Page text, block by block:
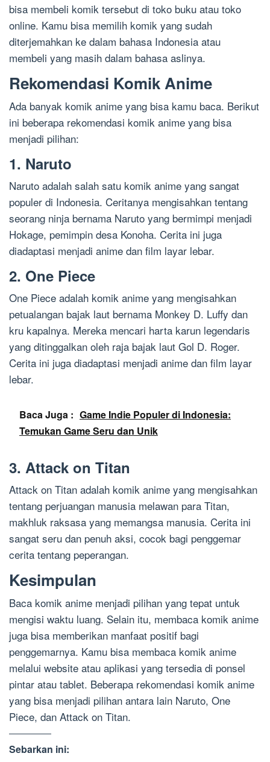
bisa membeli komik tersebut di toko buku atau toko
online. Kamu bisa memilih komik yang sudah
diterjemahkan ke dalam bahasa Indonesia atau
membeli yang masih dalam bahasa aslinya.
Rekomendasi Komik Anime
Ada banyak komik anime yang bisa kamu baca. Berikut
ini beberapa rekomendasi komik anime yang bisa
menjadi pilihan:
1. Naruto
Naruto adalah salah satu komik anime yang sangat
populer di Indonesia. Ceritanya mengisahkan tentang
seorang ninja bernama Naruto yang bermimpi menjadi
Hokage, pemimpin desa Konoha. Cerita ini juga
diadaptasi menjadi anime dan film layar lebar.
2. One Piece
One Piece adalah komik anime yang mengisahkan
petualangan bajak laut bernama Monkey D. Luffy dan
kru kapalnya. Mereka mencari harta karun legendaris
yang ditinggalkan oleh raja bajak laut Gol D. Roger.
Cerita ini juga diadaptasi menjadi anime dan film layar
lebar.
Baca Juga : Game Indie Populer di Indonesia:
Temukan Game Seru dan Unik
3. Attack on Titan
Attack on Titan adalah komik anime yang mengisahkan
tentang perjuangan manusia melawan para Titan,
makhluk raksasa yang memangsa manusia. Cerita ini
sangat seru dan penuh aksi, cocok bagi penggemar
cerita tentang peperangan.
Kesimpulan
Baca komik anime menjadi pilihan yang tepat untuk
mengisi waktu luang. Selain itu, membaca komik anime
juga bisa memberikan manfaat positif bagi
penggemarnya. Kamu bisa membaca komik anime
melalui website atau aplikasi yang tersedia di ponsel
pintar atau tablet. Beberapa rekomendasi komik anime
yang bisa menjadi pilihan antara lain Naruto, One
Piece, dan Attack on Titan.
Sebarkan ini: